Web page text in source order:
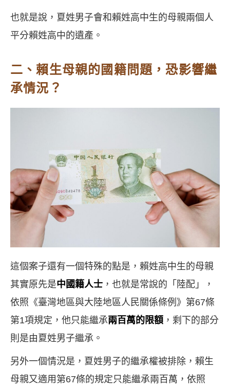
也就是說，夏姓男子會和賴姓高中生的母親兩個人
平分賴姓高中的遺產。
二、賴生母親的國籍問題，恐影響繼
承情況？
這個案子還有一個特殊的點是，賴姓高中生的母親
其實原先是中國籍人士 ，也就是常說的「陸配」，
依照《臺灣地區與大陸地區人民關係條例》第67條
第1項規定，他只能繼承兩百萬的限額 ，剩下的部分
則是由夏姓男子繼承。
另外一個情況是，夏姓男子的繼承權被排除，賴生
母親又適用第67條的規定只能繼承兩百萬，依照